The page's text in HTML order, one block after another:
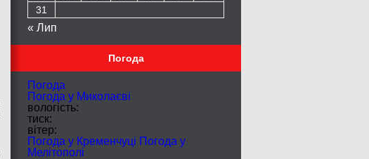
31
« Лип
Погода
Погода
Погода у Миколаєві
вологість:
тиск:
вітер:
Погода у Кременчуці Погода у
Мелітополі